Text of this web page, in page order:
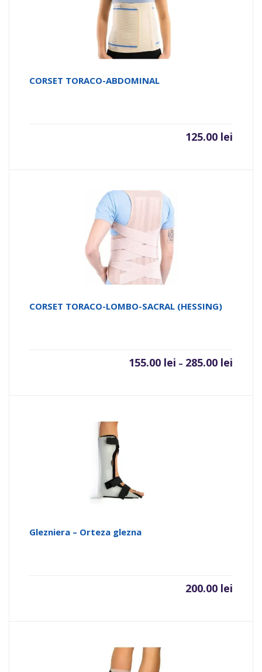
CORSET TORACO-ABDOMINAL
125.00 lei
CORSET TORACO-LOMBO-SACRAL (HESSING)
155.00 lei – 285.00 lei
Glezniera – Orteza glezna
200.00 lei